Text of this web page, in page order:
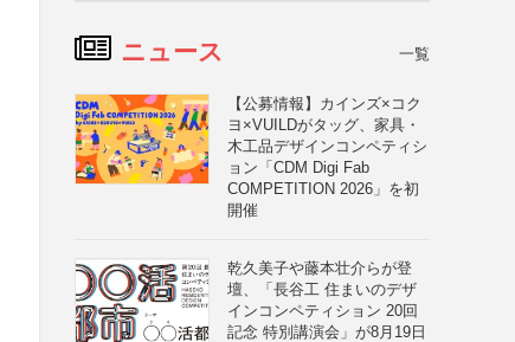
ニュース 一覧
【公募情報】カインズ×コク
ヨ×VUILDがタッグ、家具・
木工品デザインコンペティシ
ョン「CDM Digi Fab
COMPETITION 2026」を初
開催
乾久美子や藤本壮介らが登
壇、「長谷工 住まいのデザ
インコンペティション 20回
記念 特別講演会」が8月19日